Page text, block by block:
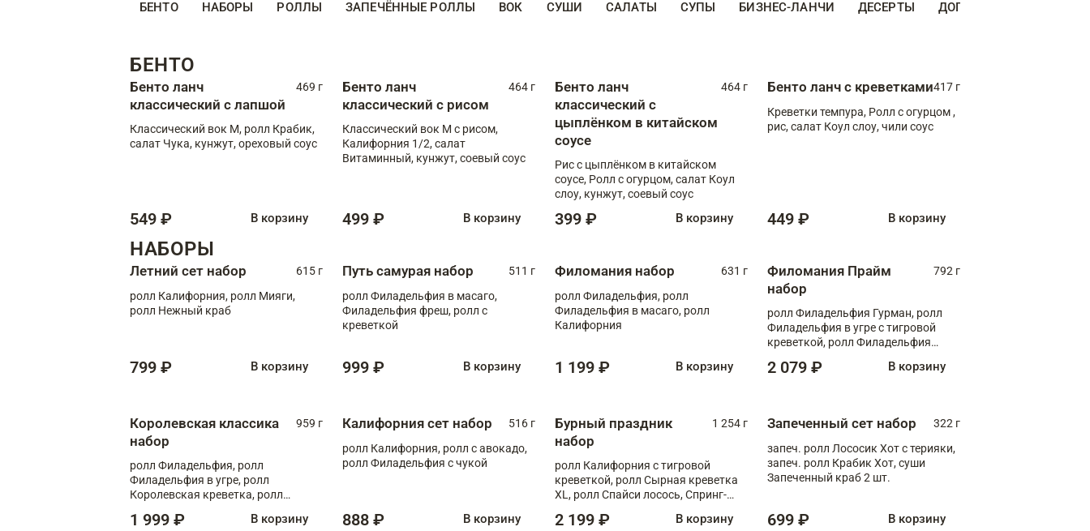
БЕНТО НАБОРЫ РОЛЛЫ ЗАПЕЧЁННЫЕ РОЛЛЫ ВОК СУШИ САЛАТЫ СУПЫ БИЗНЕС-ЛАНЧИ ДЕСЕРТЫ ДОПОЛНИТЕЛЬНО
БЕНТО
Бенто ланч
классический с лапшой
469 г
Классический вок М, ролл Крабик,
салат Чука, кунжут, ореховый соус
549 ₽ В корзину
Бенто ланч
классический с рисом
464 г
Классический вок М с рисом,
Калифорния 1/2, салат
Витаминный, кунжут, соевый соус
499 ₽ В корзину
Бенто ланч
классический с
цыплёнком в китайском
соусе
464 г
Рис с цыплёнком в китайском
соусе, Ролл с огурцом, салат Коул
слоу, кунжут, соевый соус
399 ₽ В корзину
Бенто ланч с креветками417 г
Креветки темпура, Ролл с огурцом ,
рис, салат Коул слоу, чили соус
449 ₽ В корзину
НАБОРЫ
Летний сет набор
615 г
ролл Калифорния, ролл Мияги,
ролл Нежный краб
799 ₽ В корзину
Путь самурая набор
511 г
ролл Филадельфия в масаго,
Филадельфия фреш, ролл с
креветкой
999 ₽ В корзину
Филомания набор
631 г
ролл Филадельфия, ролл
Филадельфия в масаго, ролл
Калифорния
1 199 ₽ В корзину
Филомания Прайм
набор
792 г
ролл Филадельфия Гурман, ролл
Филадельфия в угре с тигровой
креветкой, ролл Филадельфия
2 079 ₽ В корзину
Королевская классика
набор
959 г
ролл Филадельфия, ролл
Филадельфия в угре, ролл
Королевская креветка, ролл
1 999 ₽ В корзину
Калифорния сет набор
516 г
ролл Калифорния, ролл с авокадо,
ролл Филадельфия с чукой
888 ₽ В корзину
Бурный праздник
набор
1 254 г
ролл Калифорния с тигровой
креветкой, ролл Сырная креветка
XL, ролл Спайси лосось, Спринг-
Медовая креветка
2 199 ₽ В корзину
Запеченный сет набор
322 г
запеч. ролл Лососик Хот с терияки,
запеч. ролл Крабик Хот, суши
Запеченный краб 2 шт.
699 ₽ В корзину